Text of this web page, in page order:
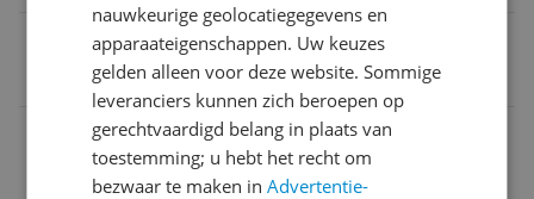
Verpakkingsgewicht
Huidskleur
Medium huidskleur
nauwkeurige geolocatiegegevens en
apparaateigenschappen. Uw keuzes
gelden alleen voor deze website. Sommige
leveranciers kunnen zich beroepen op
gerechtvaardigd belang in plaats van
toestemming; u hebt het recht om
bezwaar te maken inAdvertentie-